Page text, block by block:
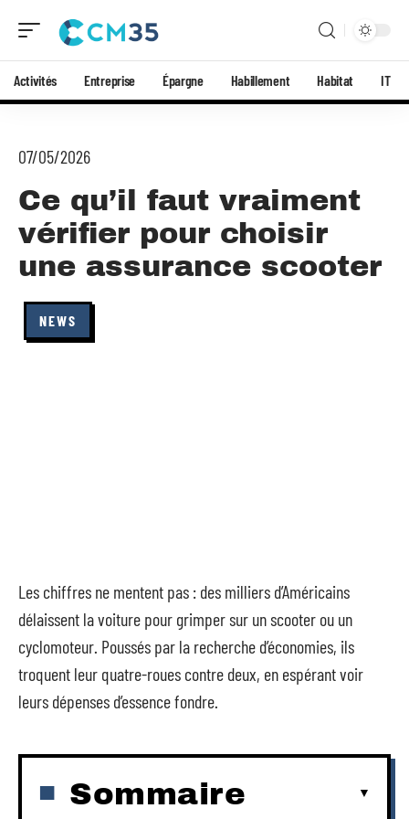
Activités Entreprise Épargne Habillement Habitat IT
07/05/2026
Ce qu’il faut vraiment
vérifier pour choisir
une assurance scooter
NEWS
Les chiffres ne mentent pas : des milliers d’Américains
délaissent la voiture pour grimper sur un scooter ou un
cyclomoteur. Poussés par la recherche d’économies, ils
troquent leur quatre-roues contre deux, en espérant voir
leurs dépenses d’essence fondre.
Sommaire